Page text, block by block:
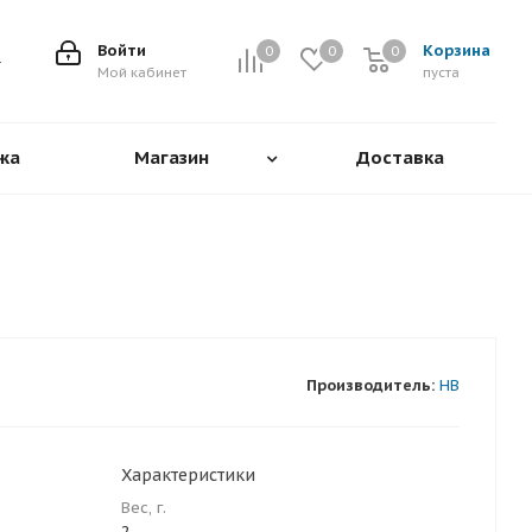
0 0 Корзина
0
пуста
0
Войти
Мой кабинет
Магазин Доставка
Производитель: HB
Характеристики
Вес, г.